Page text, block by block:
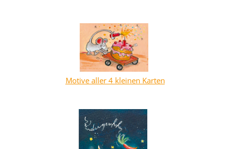
Motive aller 4 kleinen Karten